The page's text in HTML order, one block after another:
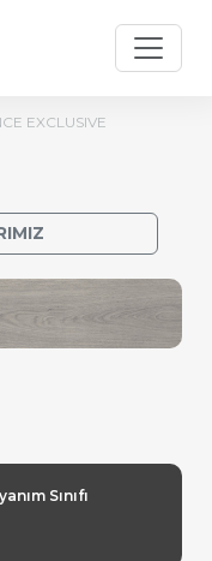
EXCLUSIVE
Sınıfı